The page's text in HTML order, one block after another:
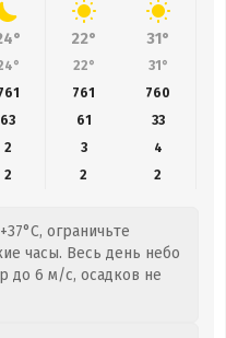
22° 31°
22° 31°
761 760
63 61 33
2 3
4
2 2 2
ограничьте
часы. Весь день небо
до 6 м/с, осадков не